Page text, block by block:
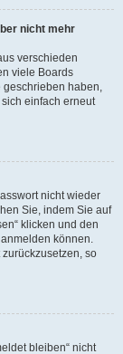
nicht mehr
verschieden
viele Boards
geschrieben haben,
einfach erneut
nicht wieder
Sie, indem Sie auf
klicken und den
können.
so
bleiben“ nicht